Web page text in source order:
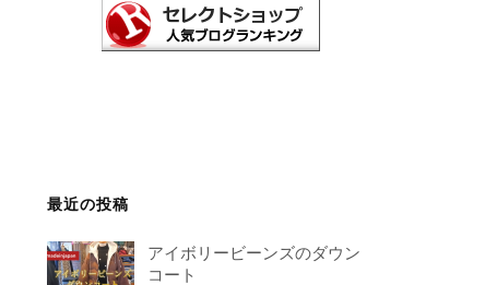
最近の投稿
アイボリービーンズのダウン
コート